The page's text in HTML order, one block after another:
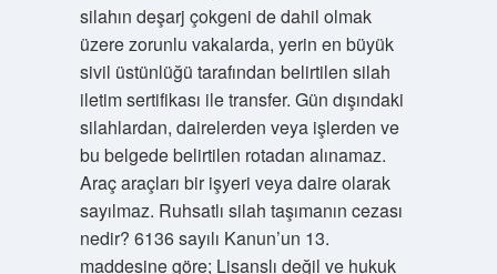
silahın deşarj çokgeni de dahil olmak
üzere zorunlu vakalarda, yerin en büyük
sivil üstünlüğü tarafından belirtilen silah
iletim sertifikası ile transfer. Gün dışındaki
silahlardan, dairelerden veya işlerden ve
bu belgede belirtilen rotadan alınamaz.
Araç araçları bir işyeri veya daire olarak
sayılmaz. Ruhsatlı silah taşımanın cezası
nedir? 6136 sayılı Kanun’un 13.
maddesine göre; Lisanslı değil ve hukuk